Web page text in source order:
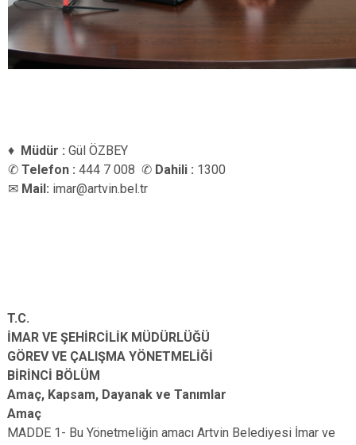
♦ Müdür : Gül ÖZBEY
✆ Telefon : 444 7 008 ✆ Dahili : 1300
✉ Mail: imar@artvin.bel.tr
T.C.
İMAR VE ŞEHİRCİLİK MÜDÜRLÜĞÜ
GÖREV VE ÇALIŞMA YÖNETMELİĞİ
BİRİNCİ BÖLÜM
Amaç, Kapsam, Dayanak ve Tanımlar
Amaç
MADDE 1- Bu Yönetmeliğin amacı Artvin Belediyesi İmar ve